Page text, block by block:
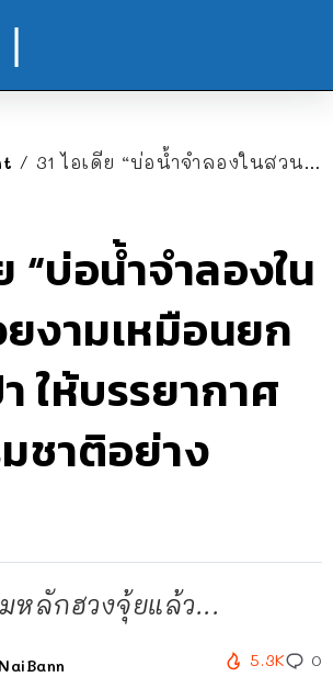
/ 31 ไอเดีย “บ่อน้ำจำลองในสวน” สวยงามเหมือนยกมาจากป่า ให้บรรยากาศของธรรมชาติอย่างแท้จริง
“บ่อน้ำจำลองใน
ยงามเหมือนยก
ให้บรรยากาศ
ชาติอย่าง
หลักฮวงจุ้ยแล้ว...
5.3K 0